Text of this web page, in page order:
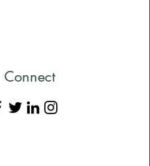
Connect